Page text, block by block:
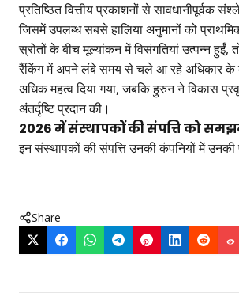
प्रतिष्ठित वित्तीय प्रकाशनों से सावधानीपूर्वक
जिसमें उपलब्ध सबसे हालिया अनुमानों को
स्रोतों के बीच मूल्यांकन में विसंगतियां उत्पन्न हुईं,
रैंकिंग में अपने लंबे समय से चले आ रहे अधिकार के
अधिक महत्व दिया गया, जबकि हुरुन ने विकास
अंतर्दृष्टि प्रदान की।
2026 में संस्थापकों की संपत्ति को
इन संस्थापकों की संपत्ति उनकी कंपनियों में उनकी
Share